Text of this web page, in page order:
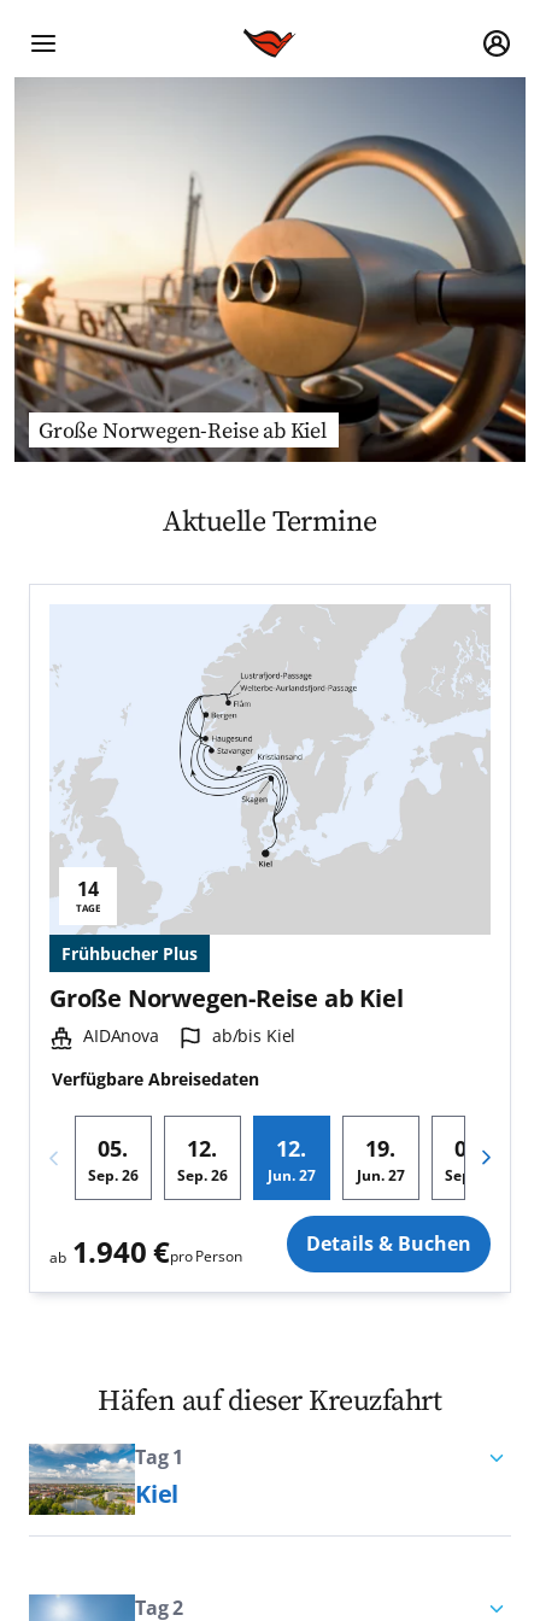
Große Norwegen-Reise ab Kiel
Aktuelle Termine
Frühbucher Plus
Große Norwegen-Reise ab Kiel
Schiff:
AIDAnova Hafen:
ab/bis Kiel
Verfügbare Abreisedaten
05.
Sep.26
12.
Sep.26
12.
Jun.27
19.
Jun.27
04.
Sep.
Reisedauer:
14
TAGE
ab 1.940 €pro Person Details & Buchen
Häfen auf dieser Kreuzfahrt
Tag 1
Kiel
Kiel vereint viele Qualitäten: Die
Holstein ist nicht nur schillerndes
Tag 2